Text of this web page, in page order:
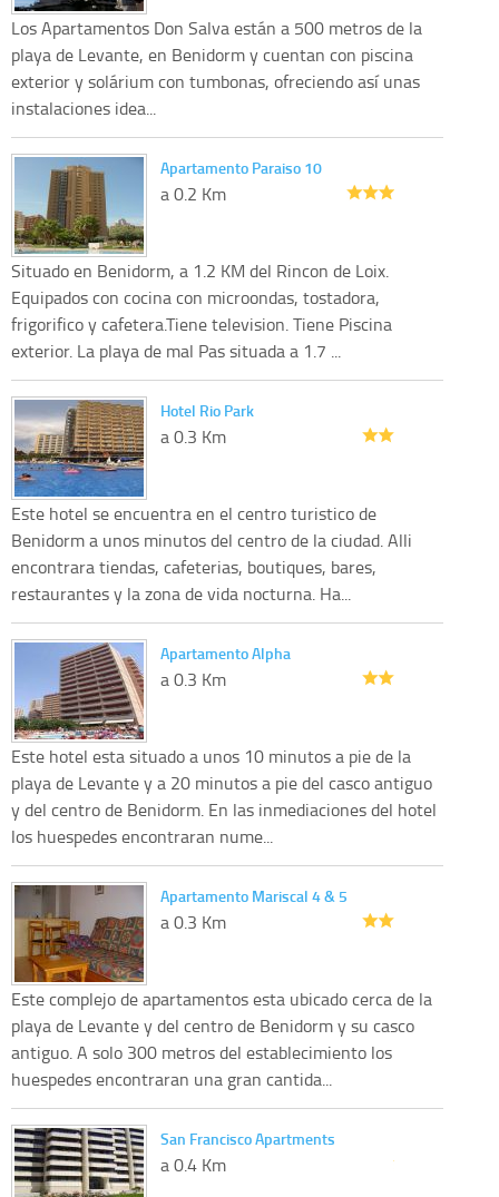
Los Apartamentos Don Salva están a 500 metros de la
playa de Levante, en Benidorm y cuentan con piscina
exterior y solárium con tumbonas, ofreciendo así unas
instalaciones idea...
Apartamento Paraiso 10
a 0.2 Km
Situado en Benidorm, a 1.2 KM del Rincon de Loix.
Equipados con cocina con microondas, tostadora,
frigorifico y cafetera.Tiene television. Tiene Piscina
exterior. La playa de mal Pas situada a 1.7 ...
Hotel Rio Park
a 0.3 Km
Este hotel se encuentra en el centro turistico de
Benidorm a unos minutos del centro de la ciudad. Alli
encontrara tiendas, cafeterias, boutiques, bares,
restaurantes y la zona de vida nocturna. Ha...
Apartamento Alpha
a 0.3 Km
Este hotel esta situado a unos 10 minutos a pie de la
playa de Levante y a 20 minutos a pie del casco antiguo
y del centro de Benidorm. En las inmediaciones del hotel
los huespedes encontraran nume...
Apartamento Mariscal 4 & 5
a 0.3 Km
Este complejo de apartamentos esta ubicado cerca de la
playa de Levante y del centro de Benidorm y su casco
antiguo. A solo 300 metros del establecimiento los
huespedes encontraran una gran cantida...
San Francisco Apartments
a 0.4 Km